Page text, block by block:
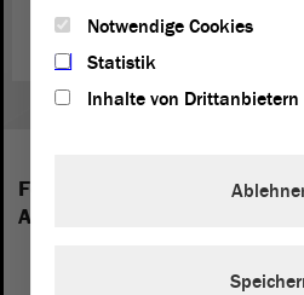
Folgende Fraktionen sind im
Anhalt vertreten:
Notwendige Cookies
Statistik
Inhalte von Drittanbietern